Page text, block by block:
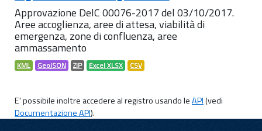
Approvazione DelC 00076-2017 del 03/10/2017.
Aree accoglienza, aree di attesa, viabilità di
emergenza, zone di confluenza, aree
ammassamento
KML GeoJSON ZIP Excel XLSX CSV
E' possibile inoltre accedere al registro usando leAPI(vedi
Documentazione API).